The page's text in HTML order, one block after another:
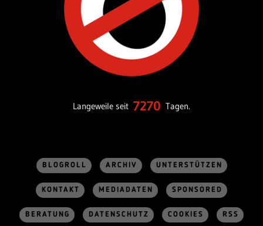
Langeweile seit 7270 Tagen.
BLOGROLL ARCHIV UNTERSTÜTZEN
KONTAKT MEDIADATEN SPONSORED
BERATUNG DATENSCHUTZ COOKIES RSS